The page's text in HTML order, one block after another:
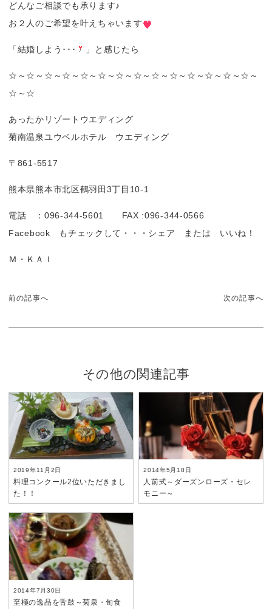
どんなご相談でも承ります♪
お２人のご希望を叶えちゃいます
「結婚しよう･･･ 」と感じたら
☆～☆～☆～☆～☆～☆～☆～☆～☆～☆～☆～☆～☆～☆～
☆～☆
あったかリゾートウエディング
菊南温泉ユウベルホテル ウエディング
〒861-5517
熊本県熊本市北区鶴羽田3丁目10-1
電話 ：096-344-5601 FAX :096-344-0566
Facebook もチェックして・・・シェア または いいね！
Ｍ・ＫＡＩ
前の記事へ 次の記事へ
その他の関連記事
2019年11月2日
料理コンクール2位いただきまし
た！！
2014年5月18日
人前式～ダーズンローズ・セレ
モニー～
2014年7月30日
至極の逸品を舌鼓～菊泉・旬食